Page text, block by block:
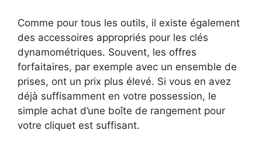
Comme pour tous les outils, il existe également
des accessoires appropriés pour les clés
dynamométriques. Souvent, les offres
forfaitaires, par exemple avec un ensemble de
prises, ont un prix plus élevé. Si vous en avez
déjà suffisamment en votre possession, le
simple achat d’une boîte de rangement pour
votre cliquet est suffisant.